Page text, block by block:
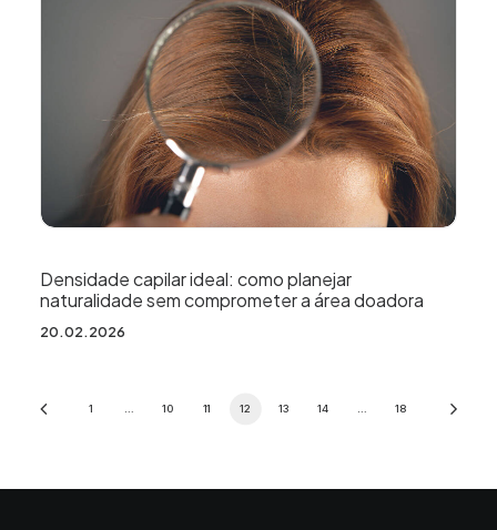
Densidade capilar ideal: como planejar
naturalidade sem comprometer a área doadora
20.02.2026
1 10 11 12 13 14 18